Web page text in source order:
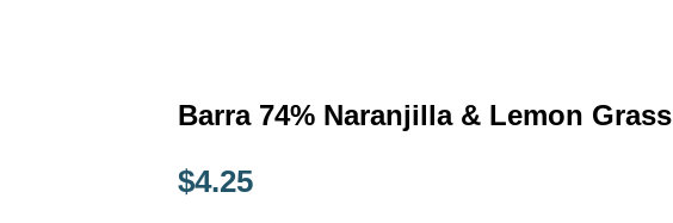
Barra 74% Naranjilla & Lemon Grass
$4.25